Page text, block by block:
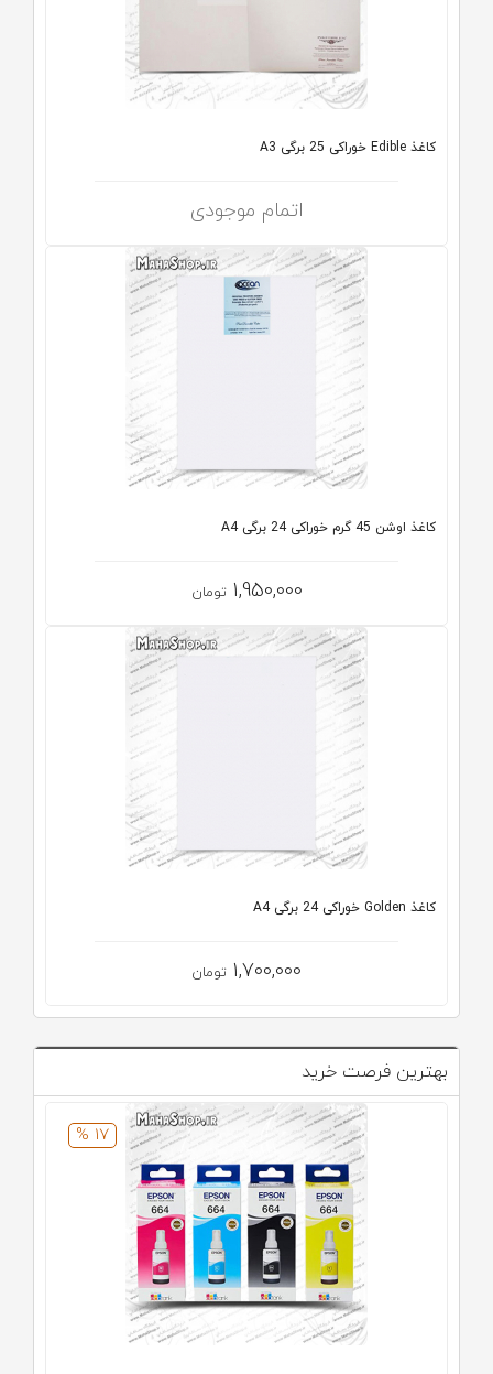
کاغذ Edible خوراکی 25 برگی A3
اتمام موجودی
کاغذ اوشن 45 گرم خوراکی 24 برگی A4
1,950,000 تومان
کاغذ Golden خوراکی 24 برگی A4
1,700,000 تومان
بهترین فرصت خرید
17 %